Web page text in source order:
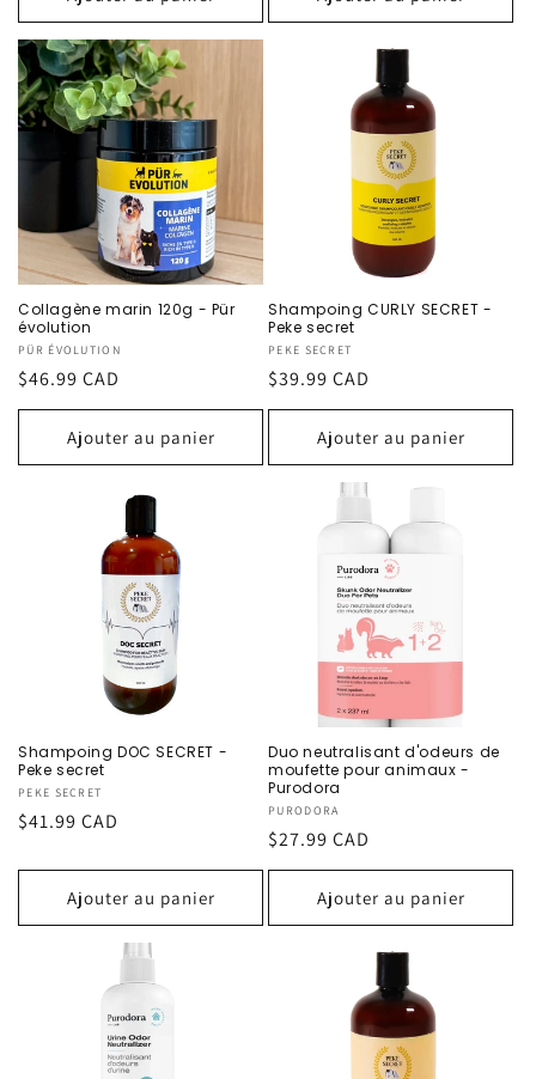
Collagène marin 120g - Pür
évolution
Fournisseur :
PÜR ÉVOLUTION
Prix
habituel
$46.99 CAD
Ajouter au panier
Shampoing CURLY SECRET -
Peke secret
Fournisseur :
PEKE SECRET
Prix
habituel
$39.99 CAD
Ajouter au panier
Shampoing DOC SECRET -
Peke secret
Fournisseur :
PEKE SECRET
Prix
$41.99 CAD
Ajouter au panier
Duo neutralisant d'odeurs de
moufette pour animaux -
Purodora
Fournisseur :
PURODORA
Prix
habituel
$27.99 CAD
Ajouter au panier